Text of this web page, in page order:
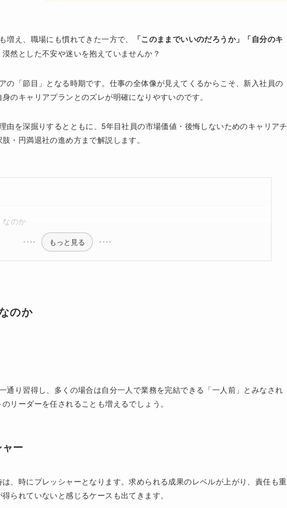
え、職場にも慣れてきた一方で、
「このままでいいのだろうか」「自分のキ
漠然とした不安や迷いを抱えていませんか？
の「節目」となる時期です。仕事の全体像が見えてくるからこそ、新入社員の
のキャリアプランとのズレが明確になりやすいのです。
由を深掘りするとともに、5年目社員の市場価値・後悔しないためのキャリアチ
・円満退社の進め方まで解説します。
なのか
もっと見る
のか
通り習得し、多くの場合は自分一人で業務を完結できる「一人前」とみなされ
リーダーを任されることも増えるでしょう。
ー
、時にプレッシャーとなります。求められる成果のレベルが上がり、責任も重
られていないと感じるケースも出てきます。